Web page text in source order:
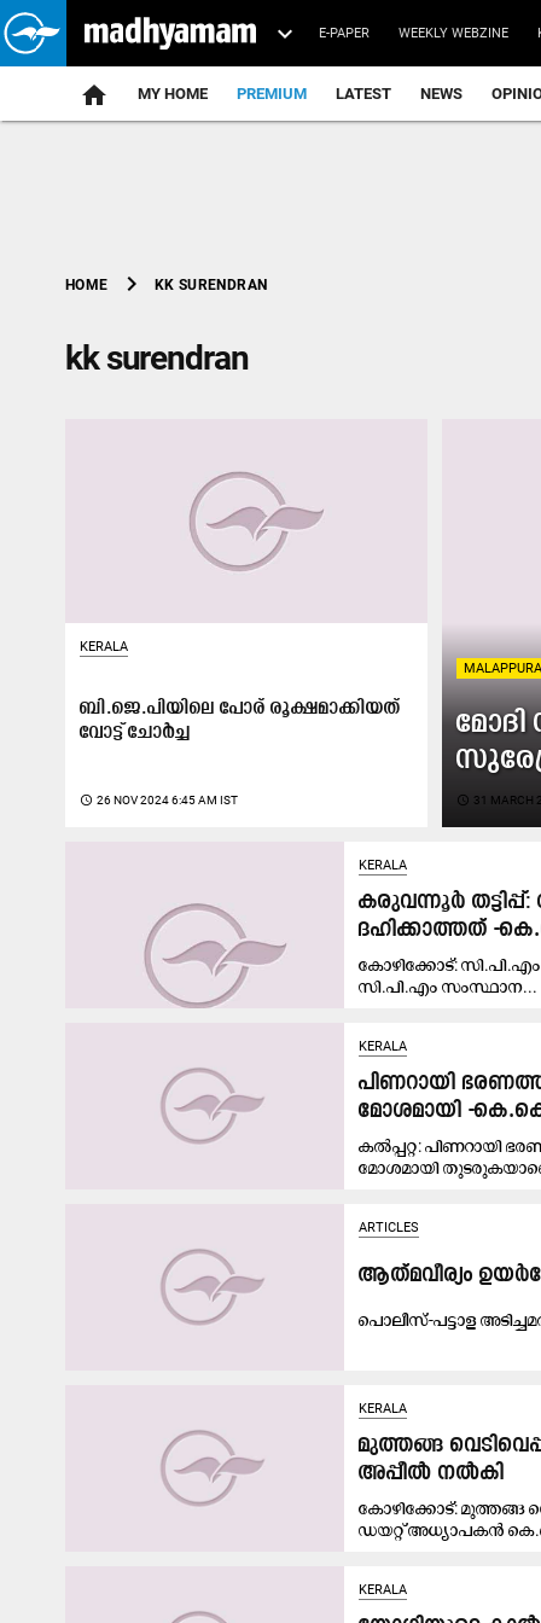
E-PAPER WEEKLY WEBZINE
home MY HOME PREMIUM LATEST NEWS
HOME chevron_right KK SURENDRAN
kk surendran
മോ​ദി
access_time 31 MARCH
KERALA
ബി.ജെ.പിയിലെ പോര് രൂക്ഷമാക്കിയത്
വോട്ട് ചോർച്ച
access_time 26 NOV 2024 6:45 AM IST
KERALA
കരുവന്നൂർ
ദഹിക്കാത്തത് -
കോഴിക്കോട്: സി.പി.എം
സി.പി.എം സംസ്ഥാന...
KERALA
പിണറായി
മോശമായി -
കൽപ്പറ്റ: പിണറായി
മോശമായി
ARTICLES
ആത്​മവീര്യം
പൊ​​ലീ​​സ്​-​​പ​​ട്ടാ​​ള
KERALA
മുത്തങ്ങ
അപ്പീൽ നൽകി
കോഴിക്കോട്: മുത്തങ്ങ
ഡയറ്റ് അധ്യാപകന്‍
KERALA